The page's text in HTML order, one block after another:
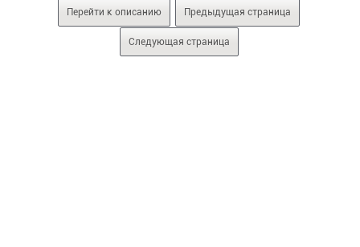
Перейти к описанию Предыдущая страница
Следующая страница